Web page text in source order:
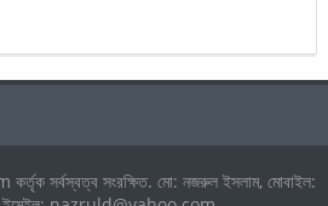
সর্বস্বত্ব সংরক্ষিত. মো: নজরুল ইসলাম, মোবাইল: